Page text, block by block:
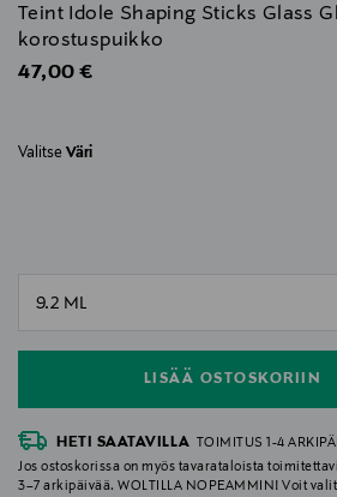
Teint Idole Shaping Sticks Glass
korostuspuikko
Original Price
47,00 €
Valitse Väri
LISÄÄ OSTOSKORIIN
HETI SAATAVILLA
TOIMITUS 1-4
Jos ostoskorissa on myös tavarataloista
3–7 arkipäivää. WOLTILLA NOPEAMMIN! Voit